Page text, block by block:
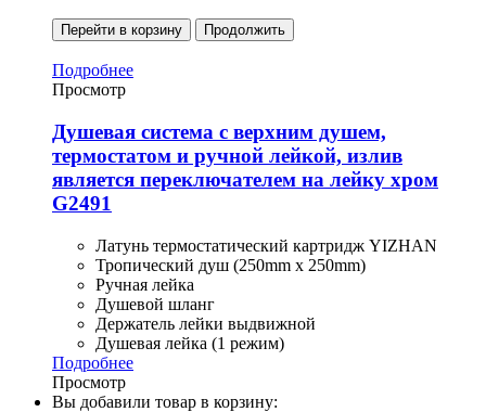
Перейти в корзину Продолжить
Подробнее
Просмотр
Душевая система с верхним душем,
термостатом и ручной лейкой, излив
является переключателем на лейку хром
G2491
Латунь термостатический картридж YIZHAN
Тропический душ (250mm x 250mm)
Ручная лейка
Душевой шланг
Держатель лейки выдвижной
Душевая лейка (1 режим)
Подробнее
Просмотр
Вы добавили товар в корзину: